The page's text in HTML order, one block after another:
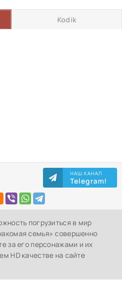
Kodik
НАШ КАНАЛ
Telegram!
погрузиться в мир
семья» совершенно
за его персонажами и их
HD качестве на сайте